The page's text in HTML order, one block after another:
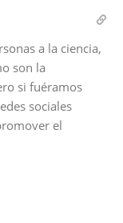
a la ciencia,
son la
si fuéramos
sociales
el